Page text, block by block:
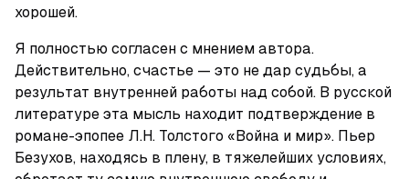
хорошей.
Я полностью согласен с мнением автора.
Действительно, счастье — это не дар судьбы, а
результат внутренней работы над собой. В русской
литературе эта мысль находит подтверждение в
романе-эпопее Л.Н. Толстого «Война и мир». Пьер
Безухов, находясь в плену, в тяжелейших условиях,